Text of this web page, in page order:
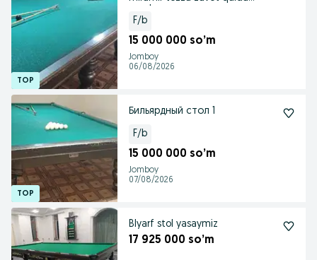
F/b
15 000 000 so’m
Jomboy
06/08/2026
Бильярдный стол 1
F/b
15 000 000 so’m
Jomboy
07/08/2026
Blyarf stol yasaymiz
17 925 000 so’m